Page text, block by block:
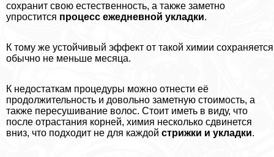
сохранит свою естественность, а также заметно
упростится процесс ежедневной укладки.
К тому же устойчивый эффект от такой химии сохраняется
обычно не меньше месяца.
К недостаткам процедуры можно отнести её
продолжительность и довольно заметную стоимость, а
также пересушивание волос. Стоит иметь в виду, что
после отрастания корней, химия несколько сдвинется
вниз, что подходит не для каждой стрижки и укладки.